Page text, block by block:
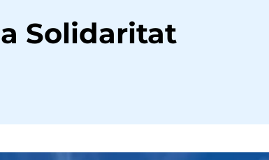
Solidaritat